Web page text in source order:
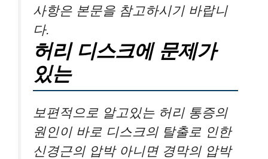
사항은 본문을 참고하시기 바랍니
다.
허리 디스크에 문제가
있는
보편적으로 알고있는 허리 통증의
원인이 바로 디스크의 탈출로 인한
신경근의 압박 아니면 경막의 압박